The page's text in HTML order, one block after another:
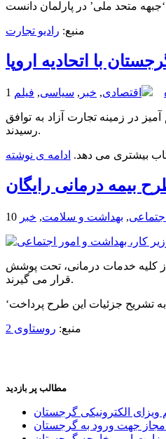
منبع: رادیو تجارت
با اتحادیه اروپا
اقتصادی, خبر , سیاسی, فیلم
در زمینه تجارت آزاد به توافق
رسیدند.
بیشتری می دهد. ادامه ی نوشته
بیمه درمانی رایگان
اجتماعی, بهداشت و سلامت, خبر
سال تا سقف 15000 لاری (1.65 لاری = 1 دلار آمریکا) به منظور استفاده از کلیه خدمات درمانی، تحت پوشش
قرار می گیرند.
منبع: روستاوی 2
مطالب پر بازدید
ویزای الکترونیکی گرجستان
جهت ورود به گرجستان